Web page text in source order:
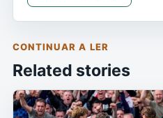
CONTINUAR A LER
Related stories